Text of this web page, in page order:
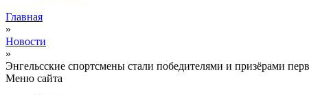
Главная
»
Новости
»
Энгельсские спортсмены стали победителями и призёрами
Меню сайта